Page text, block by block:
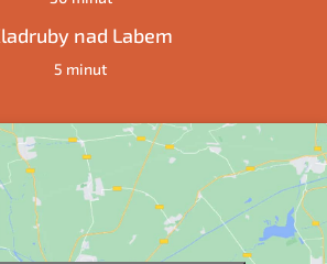
nad Labem
5 minut